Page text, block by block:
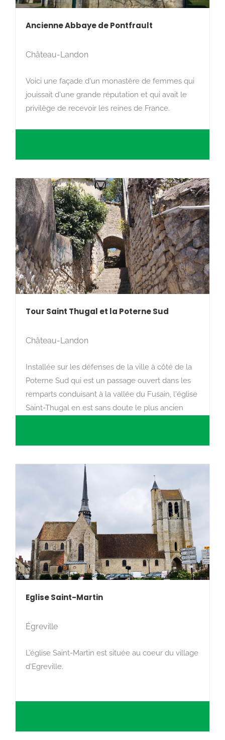
Ancienne Abbaye de Pontfrault
Château-Landon
Voici une façade d'un monastère de femmes qui
jouissait d'une grande réputation et qui avait le
privilège de recevoir les reines de France.
Tour Saint Thugal et la Poterne Sud
Château-Landon
Installée sur les défenses de la ville à côté de la
Poterne Sud qui est un passage ouvert dans les
remparts conduisant à la vallée du Fusain, l'église
Saint-Thugal en est sans doute le plus ancien
Eglise Saint-Martin
Égreville
L’église Saint-Martin est située au coeur du village
d'Egreville.